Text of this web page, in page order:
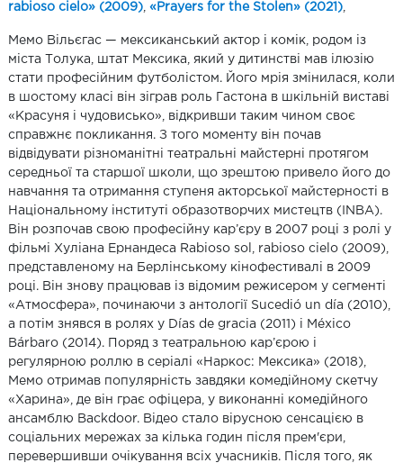
rabioso cielo» (2009) «Prayers for the Stolen» (2021)
Мемо Вільєгас — мексиканський актор і комік, родом із
міста Толука, штат Мексика, який у дитинстві мав ілюзію
стати професійним футболістом. Його мрія змінилася, коли
в шостому класі він зіграв роль Гастона в шкільній виставі
«Красуня і чудовисько», відкривши таким чином своє
справжнє покликання. З того моменту він почав
відвідувати різноманітні театральні майстерні протягом
середньої та старшої школи, що зрештою привело його до
навчання та отримання ступеня акторської майстерності в
Національному інституті образотворчих мистецтв (INBA).
Він розпочав свою професійну кар’єру в 2007 році з ролі у
фільмі Хуліана Ернандеса Rabioso sol, rabioso cielo (2009),
представленому на Берлінському кінофестивалі в 2009
році. Він знову працював із відомим режисером у сегменті
«Атмосфера», починаючи з антології Sucedió un día (2010),
а потім знявся в ролях у Días de gracia (2011) і México
Bárbaro (2014). Поряд з театральною кар’єрою і
регулярною роллю в серіалі «Наркос: Мексика» (2018),
Мемо отримав популярність завдяки комедійному скетчу
«Харина», де він грає офіцера, у виконанні комедійного
ансамблю Backdoor. Відео стало вірусною сенсацією в
соціальних мережах за кілька годин після прем'єри,
перевершивши очікування всіх учасників. Після того, як